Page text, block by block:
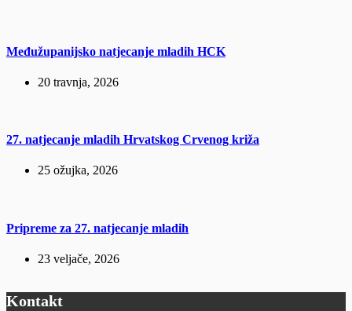
Međužupanijsko natjecanje mladih HCK
20 travnja, 2026
27. natjecanje mladih Hrvatskog Crvenog križa
25 ožujka, 2026
Pripreme za 27. natjecanje mladih
23 veljače, 2026
Kontakt